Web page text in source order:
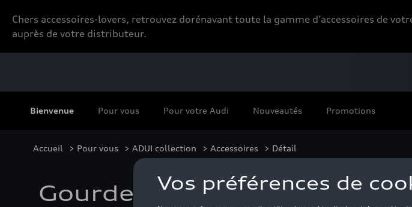
Chers accessoires-lovers, retrouvez dorénavant toute la gamme d’accessoires de
auprès de votre distributeur.
Bienvenue Pour vous Pour votre Audi Nouveautés Promotions
Accueil > Pour vous > ADUI collection > Accessoires > Détail
Gourde Audi ADUI, enfant,